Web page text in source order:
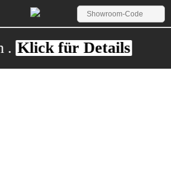
Klick für Details